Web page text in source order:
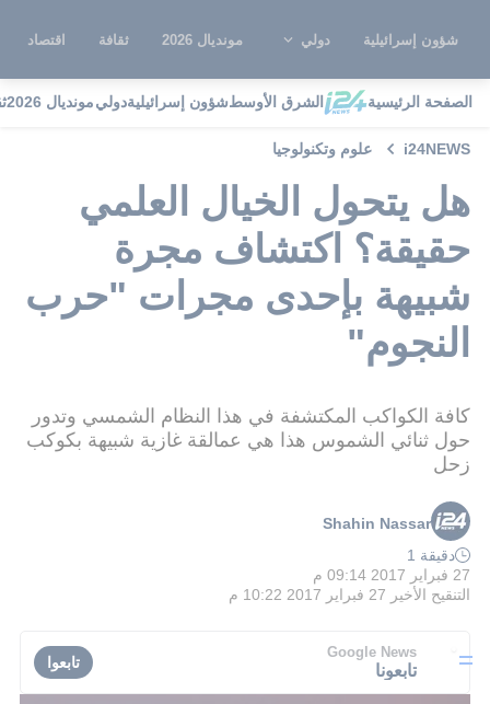
شؤون إسرائيلية دولي مونديال 2026 ثقافة اقتصاد
الصفحة الرئيسية الشرق الأوسطشؤون إسرائيليةدوليمونديال 2026
i24NEWS علوم وتكنولوجيا
هل يتحول الخيال العلمي
حقيقة؟ اكتشاف مجرة
شبيهة بإحدى مجرات "حرب
النجوم"
كافة الكواكب المكتشفة في هذا النظام الشمسي وتدور
حول ثنائي الشموس هذا هي عمالقة غازية شبيهة بكوكب
زحل
Shahin Nassar
دقيقة 1
27 فبراير 2017 09:14 م
التنقيح الأخير 27 فبراير 2017 10:22 م
Google News
تابعونا تابعوا